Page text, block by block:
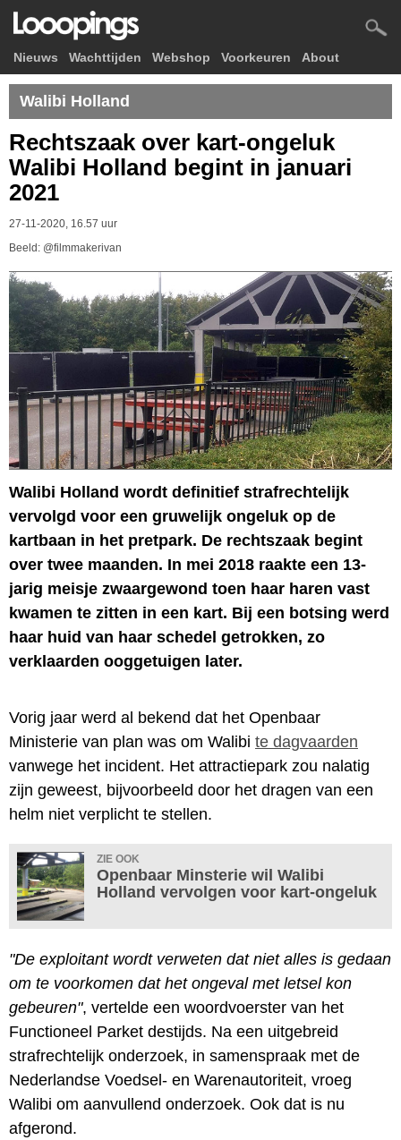
Nieuws Wachttijden Webshop Voorkeuren About
Walibi Holland
Rechtszaak over kart-ongeluk
Walibi Holland begint in januari
2021
27-11-2020, 16.57 uur
Beeld: @filmmakerivan
Walibi Holland wordt definitief strafrechtelijk
vervolgd voor een gruwelijk ongeluk op de
kartbaan in het pretpark. De rechtszaak begint
over twee maanden. In mei 2018 raakte een 13-
jarig meisje zwaargewond toen haar haren vast
kwamen te zitten in een kart. Bij een botsing werd
haar huid van haar schedel getrokken, zo
verklaarden ooggetuigen later.
Vorig jaar werd al bekend dat het Openbaar
Ministerie van plan was om Walibi te dagvaarden
vanwege het incident. Het attractiepark zou nalatig
zijn geweest, bijvoorbeeld door het dragen van een
helm niet verplicht te stellen.
ZIE OOK
Openbaar Minsterie wil Walibi
Holland vervolgen voor kart-ongeluk
"De exploitant wordt verweten dat niet alles is gedaan
om te voorkomen dat het ongeval met letsel kon
gebeuren", vertelde een woordvoerster van het
Functioneel Parket destijds. Na een uitgebreid
strafrechtelijk onderzoek, in samenspraak met de
Nederlandse Voedsel- en Warenautoriteit, vroeg
Walibi om aanvullend onderzoek. Ook dat is nu
afgerond.